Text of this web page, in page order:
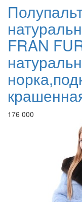
FRAN
176 000